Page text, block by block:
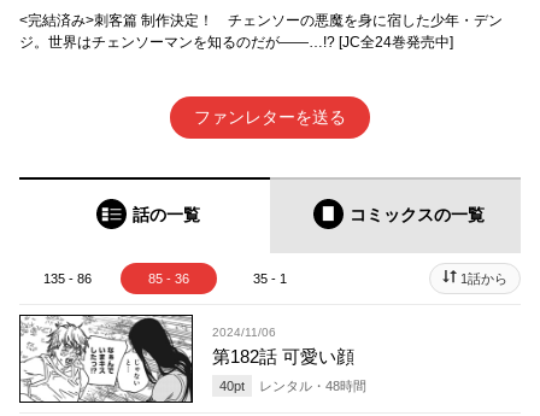
<完結済み>刺客篇 制作決定！ チェンソーの悪魔を身に宿した少年・デン
ジ。世界はチェンソーマンを知るのだが――…!? [JC全24巻発売中]
ファンレターを送る
話の一覧 コミックスの一覧
135 - 86 85 - 36 35 - 1 1話から
2024/11/06
第182話 可愛い顔
40pt レンタル・ 48時間